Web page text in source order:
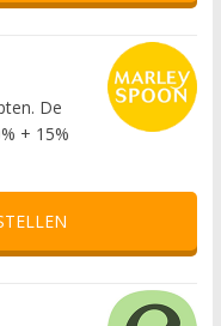
De
+ 15%